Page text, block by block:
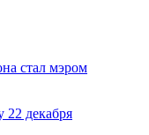
стал мэром
22 декабря